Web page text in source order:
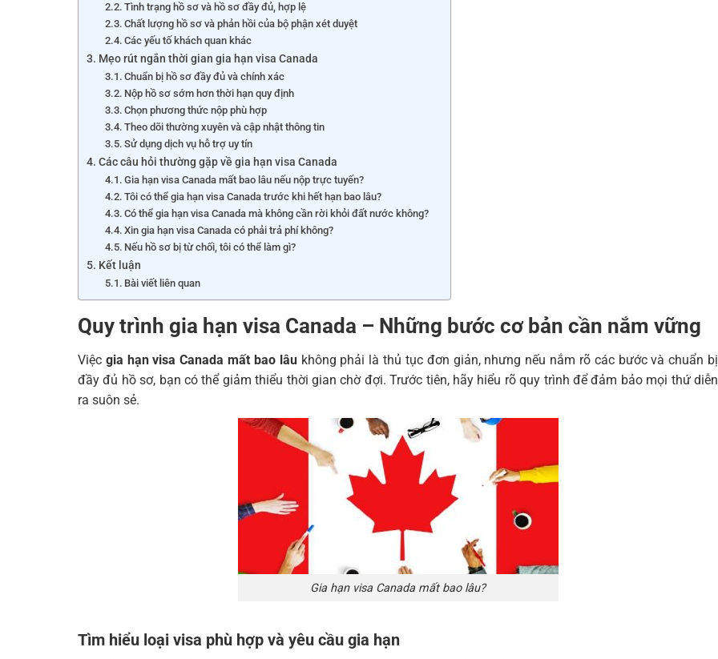
Tình trạng hồ sơ và hồ sơ đầy đủ, hợp lệ
Chất lượng hồ sơ và phản hồi của bộ phận xét duyệt
Các yếu tố khách quan khác
Mẹo rút ngắn thời gian gia hạn visa Canada
Chuẩn bị hồ sơ đầy đủ và chính xác
Nộp hồ sơ sớm hơn thời hạn quy định
Chọn phương thức nộp phù hợp
Theo dõi thường xuyên và cập nhật thông tin
Sử dụng dịch vụ hỗ trợ uy tín
Các câu hỏi thường gặp về gia hạn visa Canada
Gia hạn visa Canada mất bao lâu nếu nộp trực tuyến?
Tôi có thể gia hạn visa Canada trước khi hết hạn bao lâu?
Có thể gia hạn visa Canada mà không cần rời khỏi đất nước không?
Xin gia hạn visa Canada có phải trả phí không?
Nếu hồ sơ bị từ chối, tôi có thể làm gì?
Kết luận
Bài viết liên quan
Quy trình gia hạn visa Canada – Những bước cơ bản cần nắm vững
Việc gia hạn visa Canada mất bao lâukhông phải là thủ tục đơn giản, nhưng nếu nắm rõ các bước và chuẩn bị
đầy đủ hồ sơ, bạn có thể giảm thiểu thời gian chờ đợi. Trước tiên, hãy hiểu rõ quy trình để đảm bảo mọi thứ diễn
ra suôn sẻ.
Gia hạn visa Canada mất bao lâu?
Tìm hiểu loại visa phù hợp và yêu cầu gia hạn